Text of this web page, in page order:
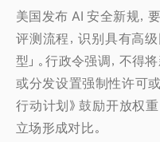
美国发布 AI 安全新规，
评测流程，识别具有高
型」。行政令强调，不得
或分发设置强制性许可
行动计划》鼓励开放权
立场形成对比。